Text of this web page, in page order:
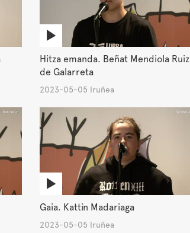
Hitza emanda. Beñat Mendiola Ruiz
de Galarreta
2023-05-05 Iruñea
Gaia. Kattin Madariaga
2023-05-05 Iruñea